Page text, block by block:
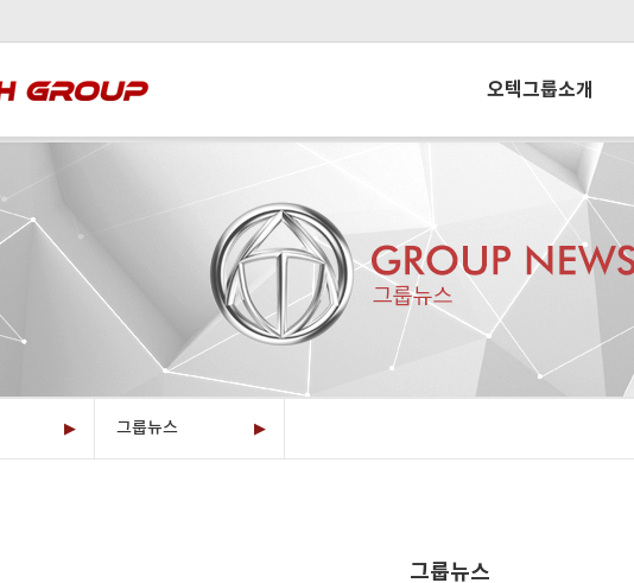
오텍그룹소개
그룹정보
그룹역사
CEO메시지
경영이념
CI 소개
▶ 오텍그룹소개
그룹뉴스 ▶
그룹뉴스